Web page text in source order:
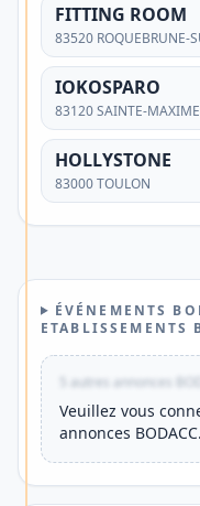
FITTING ROOM
83520 ROQUEBRUNE-
IOKOSPARO
83120 SAINTE-MAXIME
HOLLYSTONE
83000 TOULON
ÉVÉNEMENTS
ETABLISSEMENTS
5 autres annonces
Veuillez vous
annonces BODACC.
et
adapté
à
votre
quotidien
?
offrant
une
des
paiements
en